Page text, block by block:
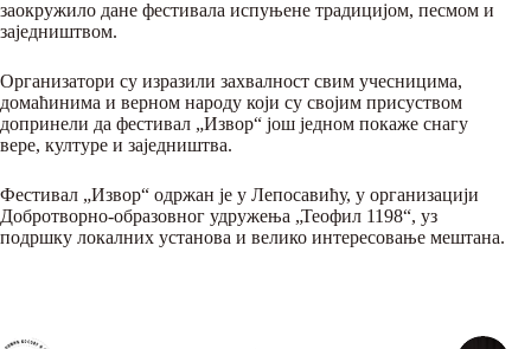
заокружило дане фестивала испуњене традицијом, песмом и
заједништвом.
Организатори су изразили захвалност свим учесницима,
домаћинима и верном народу који су својим присуством
допринели да фестивал „Извор“ још једном покаже снагу
вере, културе и заједништва.
Фестивал „Извор“ одржан је у Лепосавићу, у организацији
Добротворно-образовног удружења „Теофил 1198“, уз
подршку локалних установа и велико интересовање мештана.